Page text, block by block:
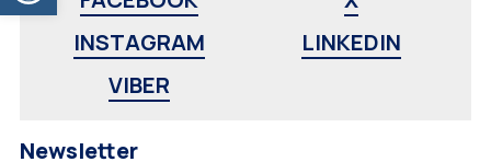
INSTAGRAM
LINKEDIN
VIBER
Newsletter